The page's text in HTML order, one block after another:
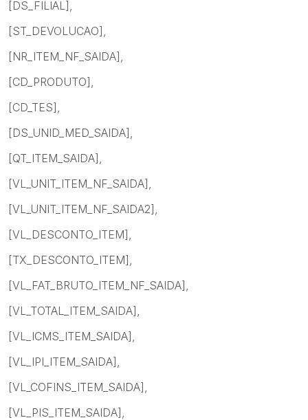
[DS_FILIAL],
[ST_DEVOLUCAO],
[NR_ITEM_NF_SAIDA],
[CD_PRODUTO],
[CD_TES],
[DS_UNID_MED_SAIDA],
[QT_ITEM_SAIDA],
[VL_UNIT_ITEM_NF_SAIDA],
[VL_UNIT_ITEM_NF_SAIDA2],
[VL_DESCONTO_ITEM],
[TX_DESCONTO_ITEM],
[VL_FAT_BRUTO_ITEM_NF_SAIDA],
[VL_TOTAL_ITEM_SAIDA],
[VL_ICMS_ITEM_SAIDA],
[VL_IPI_ITEM_SAIDA],
[VL_COFINS_ITEM_SAIDA],
[VL_PIS_ITEM_SAIDA],